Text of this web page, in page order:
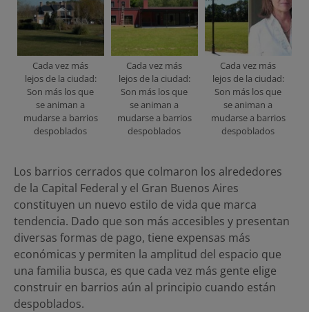
Cada vez más
lejos de la ciudad:
Son más los que
se animan a
mudarse a barrios
despoblados
Cada vez más
lejos de la ciudad:
Son más los que
se animan a
mudarse a barrios
despoblados
Cada vez más
lejos de la ciudad:
Son más los que
se animan a
mudarse a barrios
despoblados
Los barrios cerrados que colmaron los alrededores
de la Capital Federal y el Gran Buenos Aires
constituyen un nuevo estilo de vida que marca
tendencia. Dado que son más accesibles y presentan
diversas formas de pago, tiene expensas más
económicas y permiten la amplitud del espacio que
una familia busca, es que cada vez más gente elige
construir en barrios aún al principio cuando están
despoblados.